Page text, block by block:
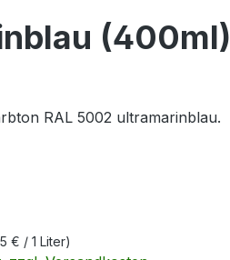
(400ml)
RAL 5002 ultramarinblau.
€ / 1 Liter)